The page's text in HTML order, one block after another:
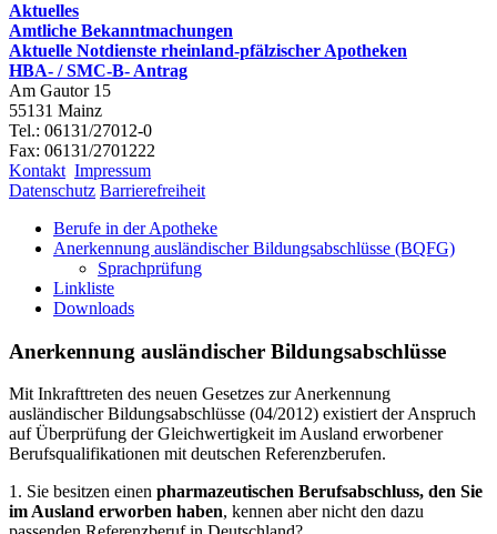
Aktuelles
Amtliche Bekanntmachungen
Aktuelle Notdienste rheinland-pfälzischer Apotheken
HBA- / SMC-B- Antrag
Am Gautor 15
55131 Mainz
Tel.: 06131/27012-0
Fax: 06131/2701222
Kontakt Impressum
Datenschutz Barrierefreiheit
Berufe in der Apotheke
Anerkennung ausländischer Bildungsabschlüsse (BQFG)
Sprachprüfung
Linkliste
Downloads
Anerkennung ausländischer Bildungsabschlüsse
Mit Inkrafttreten des neuen Gesetzes zur Anerkennung
ausländischer Bildungsabschlüsse (04/2012) existiert der Anspruch
auf Überprüfung der Gleichwertigkeit im Ausland erworbener
Berufsqualifikationen mit deutschen Referenzberufen.
1. Sie besitzen einen pharmazeutischen Berufsabschluss, den Sie
im Ausland erworben haben, kennen aber nicht den dazu